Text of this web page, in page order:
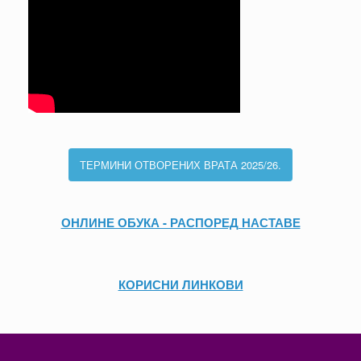
ТЕРМИНИ ОТВОРЕНИХ ВРАТА 2025/26.
ОНЛИНЕ ОБУКА - РАСПОРЕД НАСТАВЕ
КОРИСНИ ЛИНКОВИ